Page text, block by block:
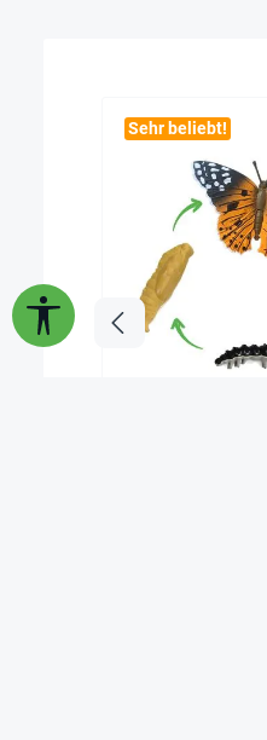
Sehr beliebt!
Werkzeugleiste anzeigen